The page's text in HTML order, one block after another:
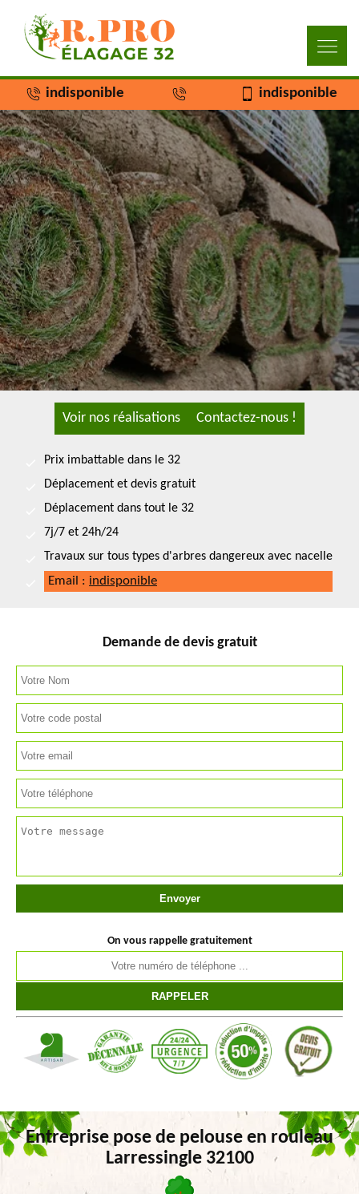
indisponible indisponible
Voir nos réalisations Contactez-nous !
Prix imbattable dans le 32
Déplacement et devis gratuit
Déplacement dans tout le 32
7j/7 et 24h/24
Travaux sur tous types d'arbres dangereux avec nacelle
Email : indisponible
Demande de devis gratuit
On vous rappelle gratuitement
Entreprise pose de pelouse en rouleau
Larressingle 32100